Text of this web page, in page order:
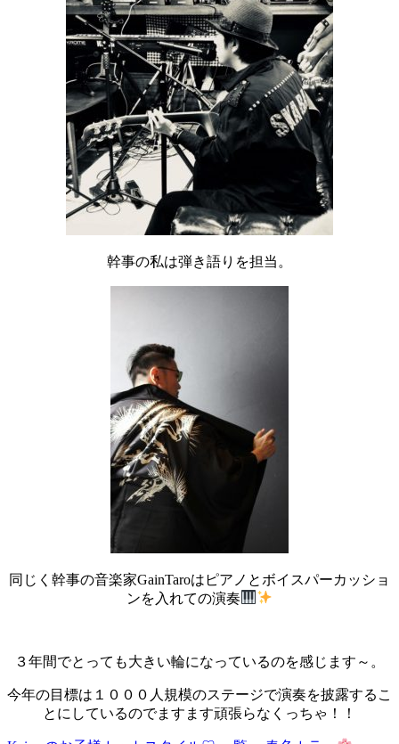
幹事の私は弾き語りを担当。
同じく幹事の音楽家GainTaroはピアノとボイスパーカッショ
ンを入れての演奏
３年間でとっても大きい輪になっているのを感じます～。
今年の目標は１０００人規模のステージで演奏を披露するこ
とにしているのでますます頑張らなくっちゃ！！